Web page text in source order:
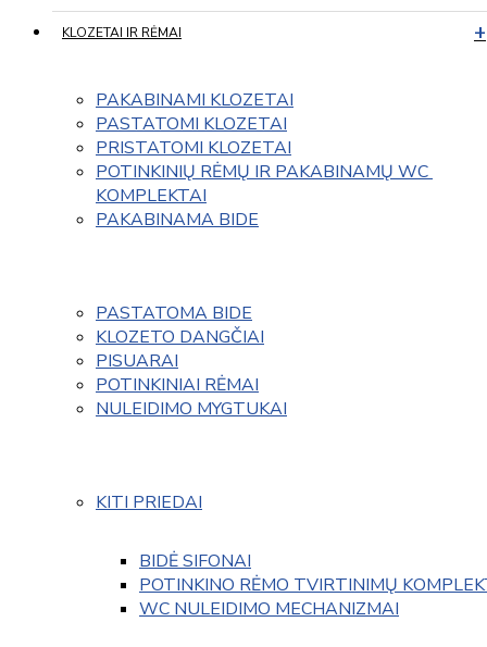
KLOZETAI IR RĖMAI
PAKABINAMI KLOZETAI
PASTATOMI KLOZETAI
PRISTATOMI KLOZETAI
POTINKINIŲ RĖMŲ IR PAKABINAMŲ WC
KOMPLEKTAI
PAKABINAMA BIDE
PASTATOMA BIDE
KLOZETO DANGČIAI
PISUARAI
POTINKINIAI RĖMAI
NULEIDIMO MYGTUKAI
KITI PRIEDAI
BIDĖ SIFONAI
POTINKINO RĖMO TVIRTINIMŲ
WC NULEIDIMO MECHANIZMAI